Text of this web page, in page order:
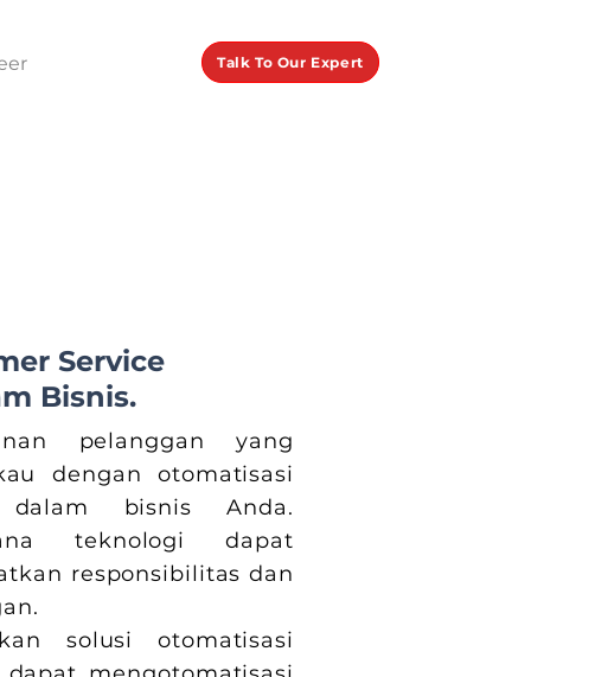
Talk To Our Expert
Service
Bisnis.
pelanggan yang
dengan otomatisasi
dalam bisnis Anda.
teknologi dapat
responsibilitas dan
solusi otomatisasi